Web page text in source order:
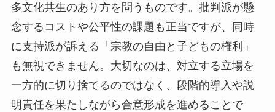
多文化共生のあり方を問うものです。批判派が懸
念するコストや公平性の課題も正当ですが、同時
に支持派が訴える「宗教の自由と子どもの権利」
も無視できません。大切なのは、対立する立場を
一方的に切り捨てるのではなく、段階的導入や説
明責任を果たしながら合意形成を進めることで